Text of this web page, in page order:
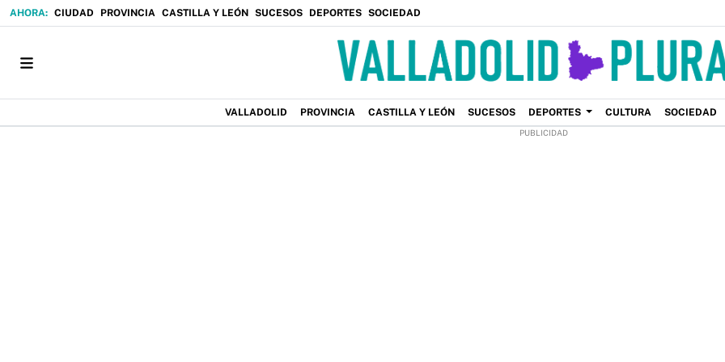
CIUDAD PROVINCIA CASTILLA Y LEÓN SUCESOS DEPORTES SOCIEDAD
VALLADOLID PROVINCIA CASTILLA Y LEÓN SUCESOS DEPORTES CULTURA SOCIEDAD